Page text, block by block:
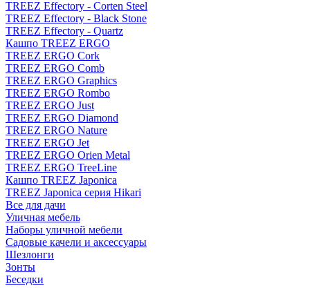
TREEZ Effectory - Corten Steel
TREEZ Effectory - Black Stone
TREEZ Effectory - Quartz
Кашпо TREEZ ERGO
TREEZ ERGO Cork
TREEZ ERGO Comb
TREEZ ERGO Graphics
TREEZ ERGO Rombo
TREEZ ERGO Just
TREEZ ERGO Diamond
TREEZ ERGO Nature
TREEZ ERGO Jet
TREEZ ERGO Orien Metal
TREEZ ERGO TreeLine
Кашпо TREEZ Japonica
TREEZ Japonica серия Hikari
Все для дачи
Уличная мебель
Наборы уличной мебели
Садовые качели и аксессуары
Шезлонги
Зонты
Беседки